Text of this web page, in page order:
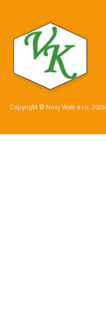
Copyright © Novy Web s.r.o. 2026